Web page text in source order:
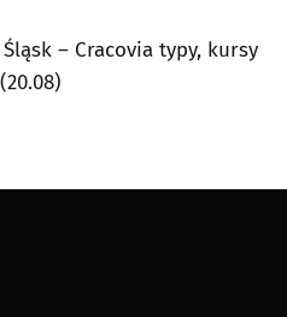
Śląsk – Cracovia typy, kursy